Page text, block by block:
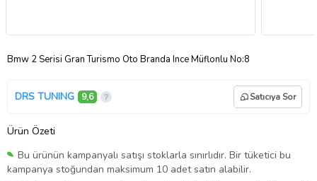
Bmw 2 Serisi Gran Turismo Oto Branda Ince Müflonlu No:8
DRS TUNING 9,6 Satıcıya Sor
Ürün Özeti
Bu ürünün kampanyalı satışı stoklarla sınırlıdır. Bir tüketici bu
kampanya stoğundan maksimum 10 adet satın alabilir.